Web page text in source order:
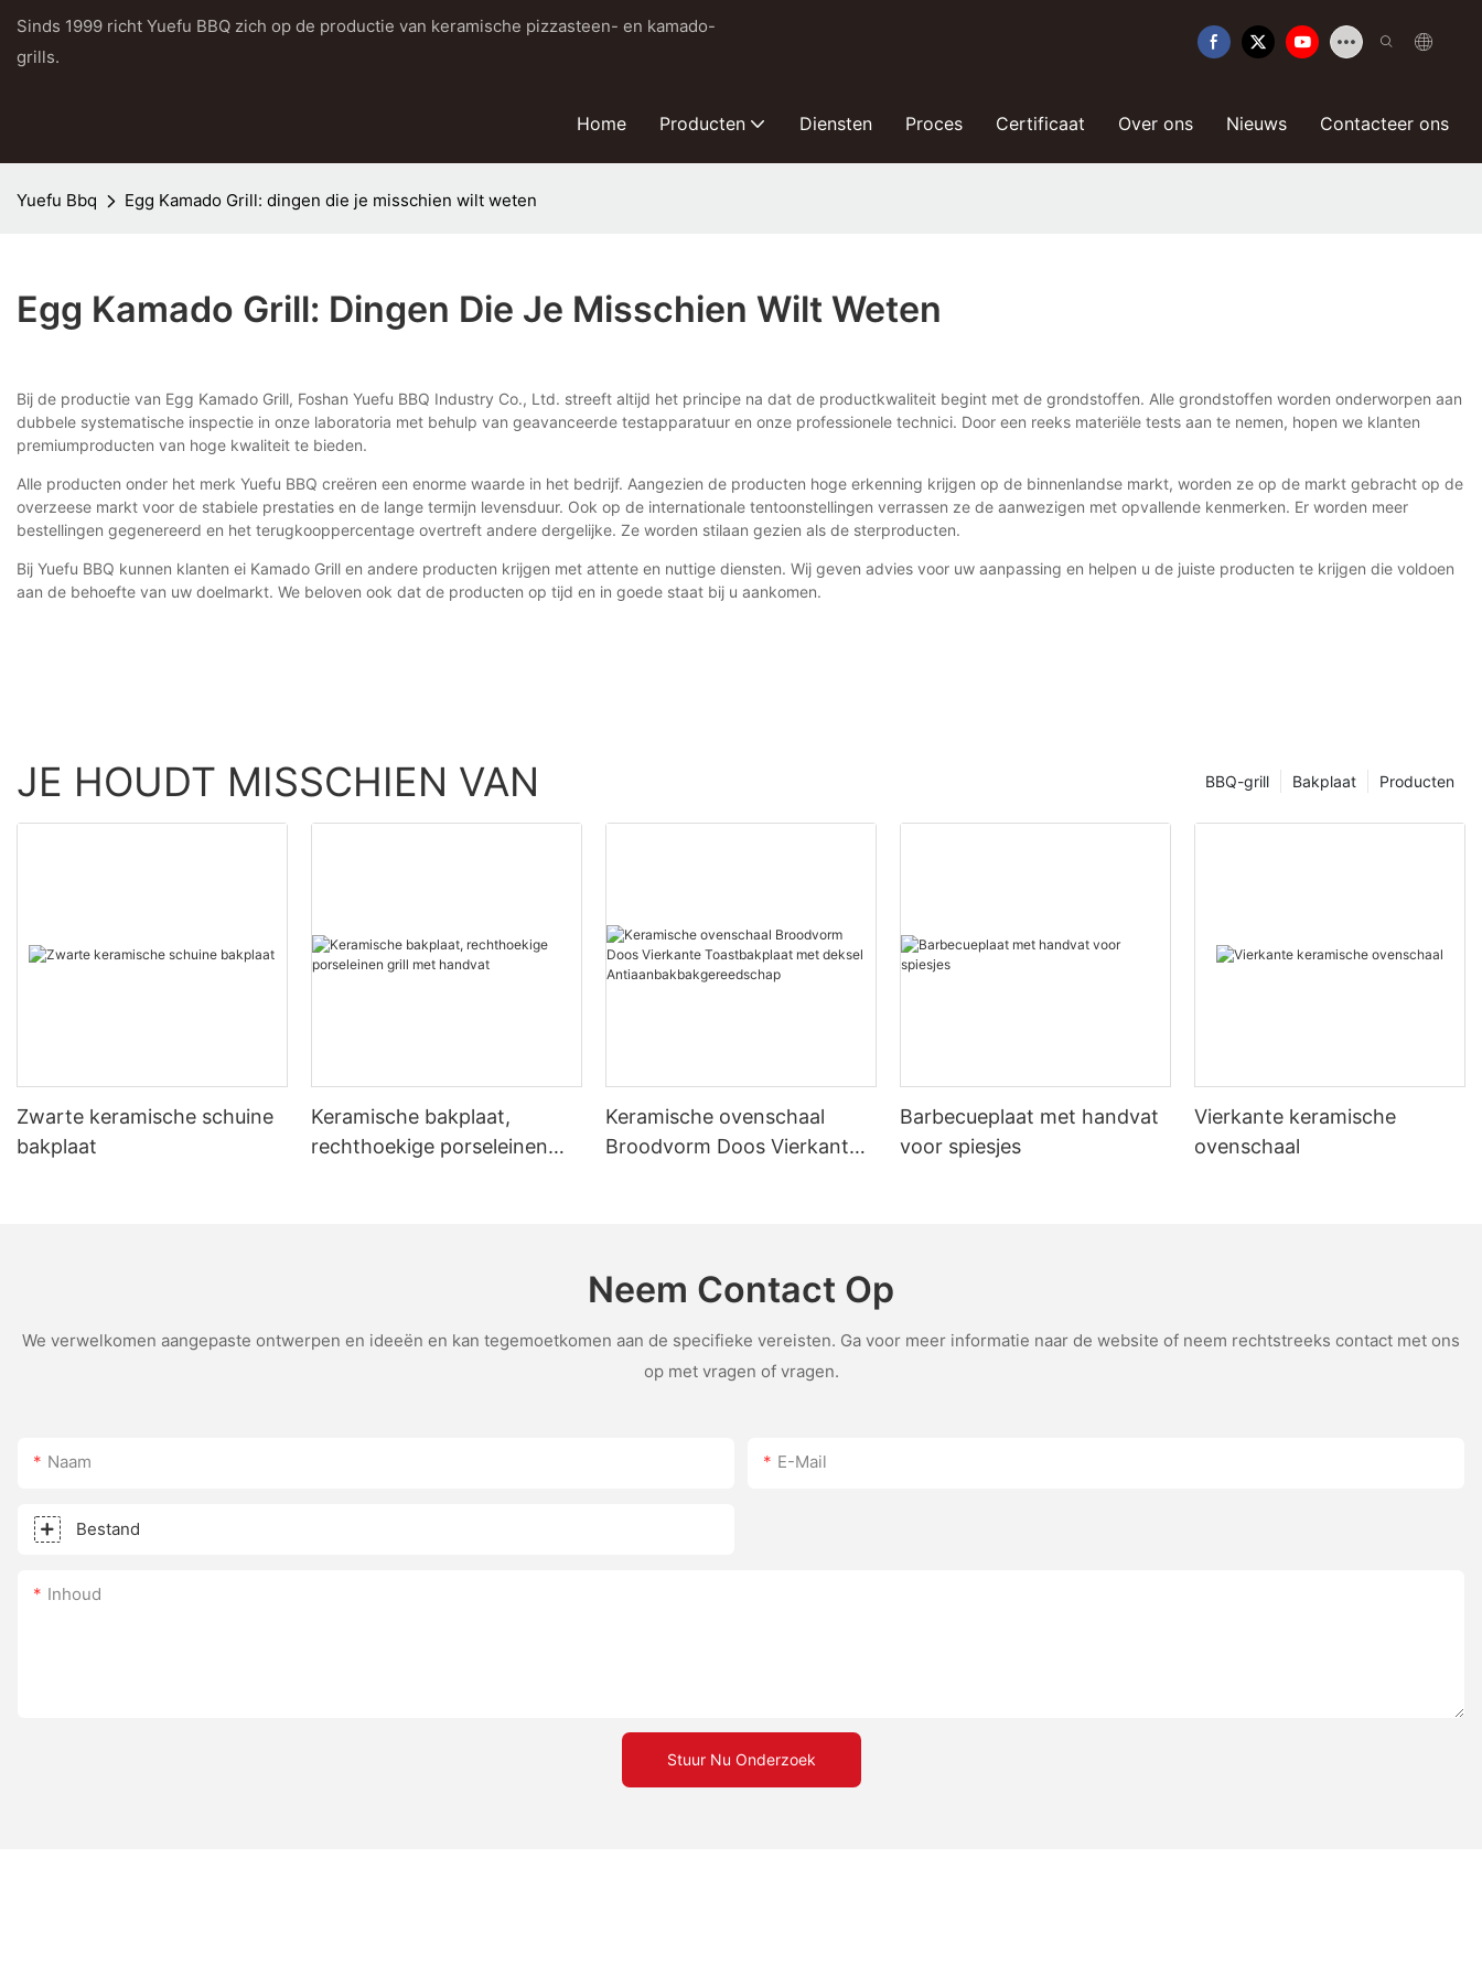
Sinds 1999 richt Yuefu BBQ zich op de productie van keramische pizzasteen- en kamado-
grills.
Home Producten Diensten Proces Certificaat Over ons Nieuws Contacteer ons
Yuefu Bbq Egg Kamado Grill: dingen die je misschien wilt weten
Egg Kamado Grill: Dingen Die Je Misschien Wilt Weten
Bij de productie van Egg Kamado Grill, Foshan Yuefu BBQ Industry Co., Ltd. streeft altijd het principe na dat de productkwaliteit begint met de grondstoffen. Alle grondstoffen worden onderworpen aan
dubbele systematische inspectie in onze laboratoria met behulp van geavanceerde testapparatuur en onze professionele technici. Door een reeks materiële tests aan te nemen, hopen we klanten
premiumproducten van hoge kwaliteit te bieden.
Alle producten onder het merk Yuefu BBQ creëren een enorme waarde in het bedrijf. Aangezien de producten hoge erkenning krijgen op de binnenlandse markt, worden ze op de markt gebracht op de
overzeese markt voor de stabiele prestaties en de lange termijn levensduur. Ook op de internationale tentoonstellingen verrassen ze de aanwezigen met opvallende kenmerken. Er worden meer
bestellingen gegenereerd en het terugkooppercentage overtreft andere dergelijke. Ze worden stilaan gezien als de sterproducten.
Bij Yuefu BBQ kunnen klanten ei Kamado Grill en andere producten krijgen met attente en nuttige diensten. Wij geven advies voor uw aanpassing en helpen u de juiste producten te krijgen die voldoen
aan de behoefte van uw doelmarkt. We beloven ook dat de producten op tijd en in goede staat bij u aankomen.
JE HOUDT MISSCHIEN VAN Producten
Bakplaat
BBQ-grill
Zwarte keramische schuine
bakplaat
Keramische bakplaat,
rechthoekige porseleinen
Keramische ovenschaal
Broodvorm Doos Vierkante
Barbecueplaat met handvat
voor spiesjes
Vierkante keramische
ovenschaal
Neem Contact Op
We verwelkomen aangepaste ontwerpen en ideeën en kan tegemoetkomen aan de specifieke vereisten. Ga voor meer informatie naar de website of neem rechtstreeks contact met ons
op met vragen of vragen.
Naam E-Mail
Bestand
Inhoud
Stuur Nu Onderzoek